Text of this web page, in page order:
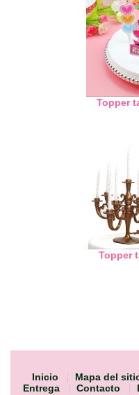
Topper
Topper
Inicio Mapa del
Entrega
Contacto